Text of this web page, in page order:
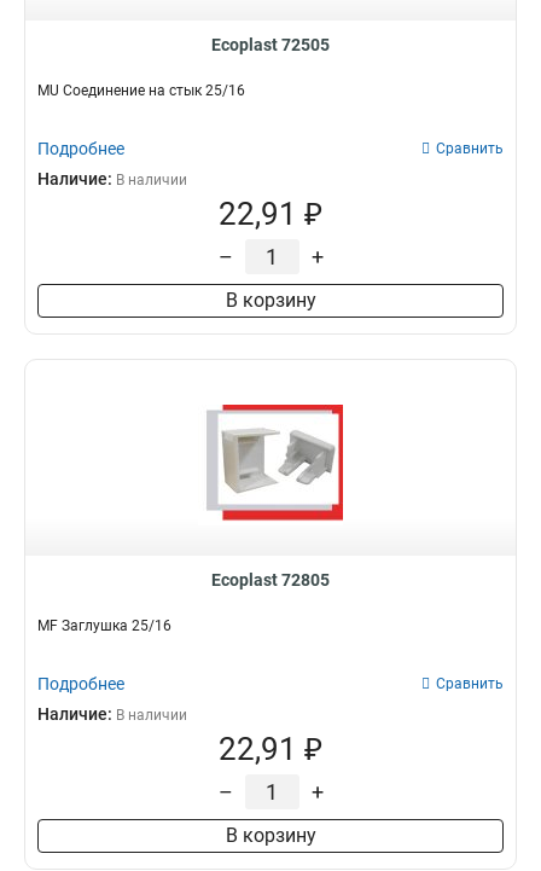
Ecoplast 72505
MU Соединение на стык 25/16
Подробнее Сравнить
Наличие: В наличии
22,91 ₽
– +
В корзину
Ecoplast 72805
MF Заглушка 25/16
Подробнее Сравнить
Наличие: В наличии
22,91 ₽
– +
В корзину